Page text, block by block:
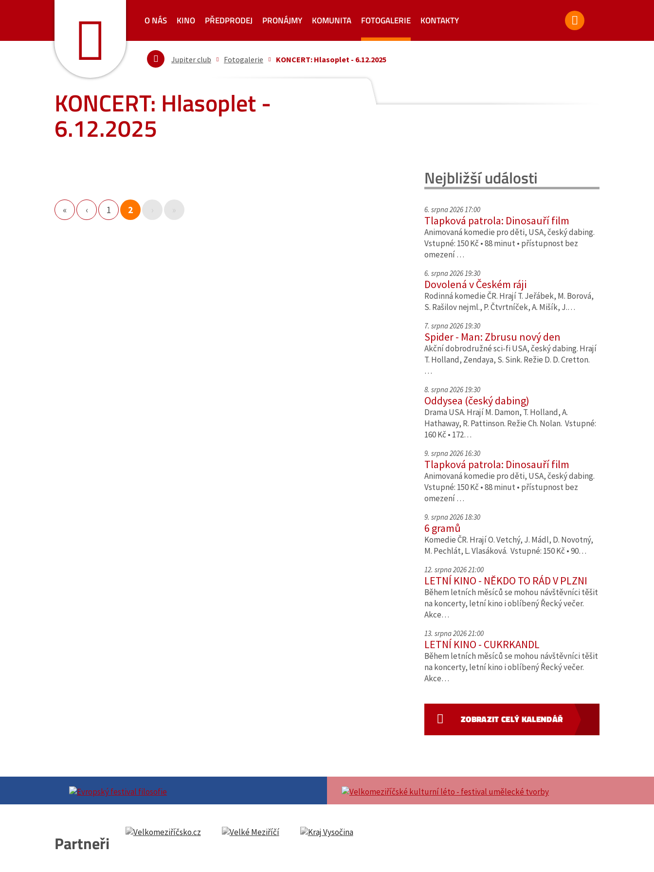
O NÁS KINO PŘEDPRODEJ PRONÁJMY KOMUNITA FOTOGALERIE KONTAKTY
Jupiter club Fotogalerie KONCERT: Hlasoplet - 6.12.2025
KONCERT: Hlasoplet -
6.12.2025
« ‹ 1 2 › »
Nejbližší události
6. srpna 2026 17:00
Tlapková patrola: Dinosauří film
Animovaná komedie pro děti, USA, český dabing.
Vstupné: 150 Kč • 88 minut • přístupnost bez
omezení …
6. srpna 2026 19:30
Dovolená v Českém ráji
Rodinná komedie ČR. Hrají T. Jeřábek, M. Borová,
S. Rašilov nejml., P. Čtvrtníček, A. Mišík, J.…
7. srpna 2026 19:30
Spider - Man: Zbrusu nový den
Akční dobrodružné sci-fi USA, český dabing. Hrají
T. Holland, Zendaya, S. Sink. Režie D. D. Cretton.
…
8. srpna 2026 19:30
Oddysea (český dabing)
Drama USA. Hrají M. Damon, T. Holland, A.
Hathaway, R. Pattinson. Režie Ch. Nolan. Vstupné:
160 Kč • 172…
9. srpna 2026 16:30
Tlapková patrola: Dinosauří film
Animovaná komedie pro děti, USA, český dabing.
Vstupné: 150 Kč • 88 minut • přístupnost bez
omezení …
9. srpna 2026 18:30
6 gramů
Komedie ČR. Hrají O. Vetchý, J. Mádl, D. Novotný,
M. Pechlát, L. Vlasáková. Vstupné: 150 Kč • 90…
12. srpna 2026 21:00
LETNÍ KINO - NĚKDO TO RÁD V PLZNI
Během letních měsíců se mohou návštěvníci těšit
na koncerty, letní kino i oblíbený Řecký večer.
Akce…
13. srpna 2026 21:00
LETNÍ KINO - CUKRKANDL
Během letních měsíců se mohou návštěvníci těšit
na koncerty, letní kino i oblíbený Řecký večer.
Akce…
ZOBRAZIT CELÝ KALENDÁŘ
Partneři